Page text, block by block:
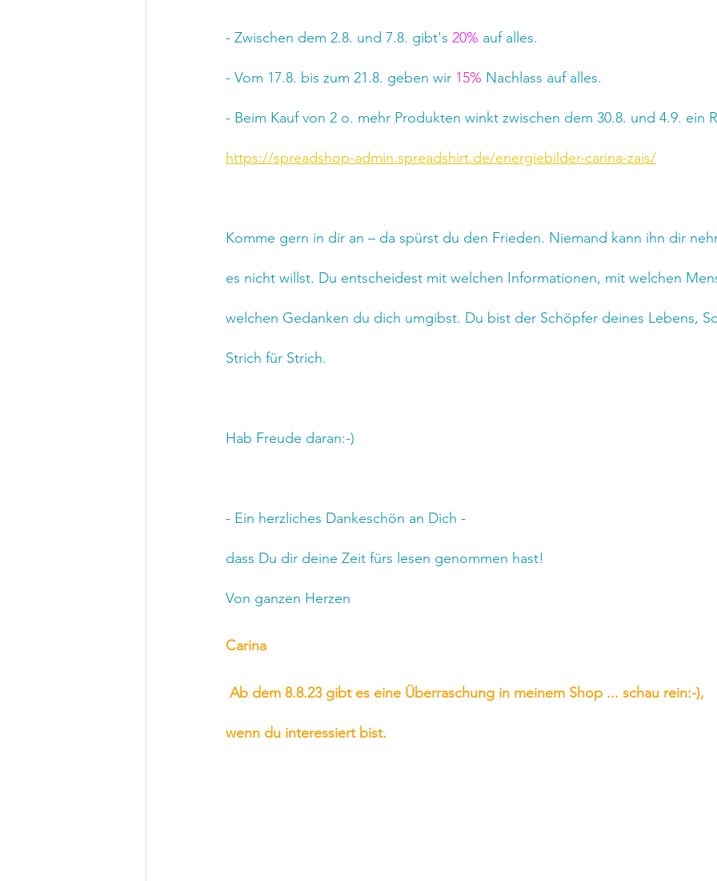
- Zwischen dem 2.8. und 7.8. gibt's 20% auf alles.
- Vom 17.8. bis zum 21.8. geben wir 15% Nachlass auf alles.
- Beim Kauf von 2 o. mehr Produkten winkt zwischen dem 30.8. und 4.9. ein
https://spreadshop-admin.spreadshirt.de/energiebilder-carina-zais/
Komme gern in dir an – da spürst du den Frieden. Niemand kann ihn dir
es nicht willst. Du entscheidest mit welchen Informationen, mit welchen
welchen Gedanken du dich umgibst. Du bist der Schöpfer deines Lebens,
Strich für Strich.
Hab Freude daran:-)
- Ein herzliches Dankeschön an Dich -
dass Du dir deine Zeit fürs lesen genommen hast!
Von ganzen Herzen
Carina
Ab dem 8.8.23 gibt es eine Überraschung in meinem Shop ... schau rein:-),
wenn du interessiert bist.